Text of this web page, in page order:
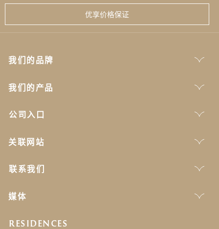
优享价格保证
我们的品牌
我们的产品
公司入口
关联网站
联系我们
媒体
RESIDENCES